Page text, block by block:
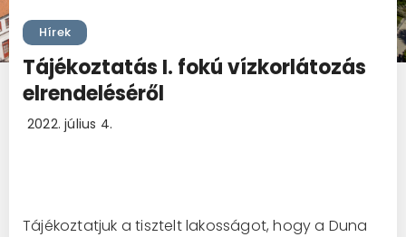
Hírek
Tájékoztatás I. fokú vízkorlátozás
elrendeléséről
2022. július 4.
Tájékoztatjuk a tisztelt lakosságot, hogy a Duna